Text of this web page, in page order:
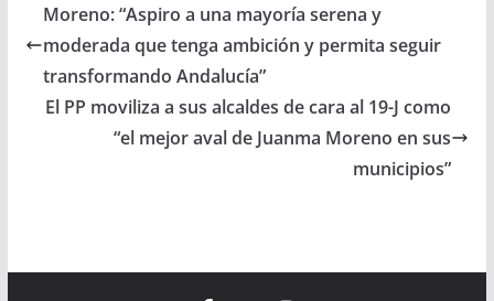
Moreno: “Aspiro a una mayoría serena y
moderada que tenga ambición y permita seguir
transformando Andalucía”
El PP moviliza a sus alcaldes de cara al 19-J como
“el mejor aval de Juanma Moreno en sus
municipios”